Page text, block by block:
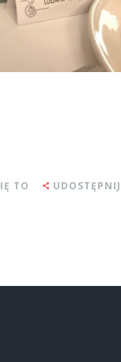
TO
UDOSTĘPNIJ